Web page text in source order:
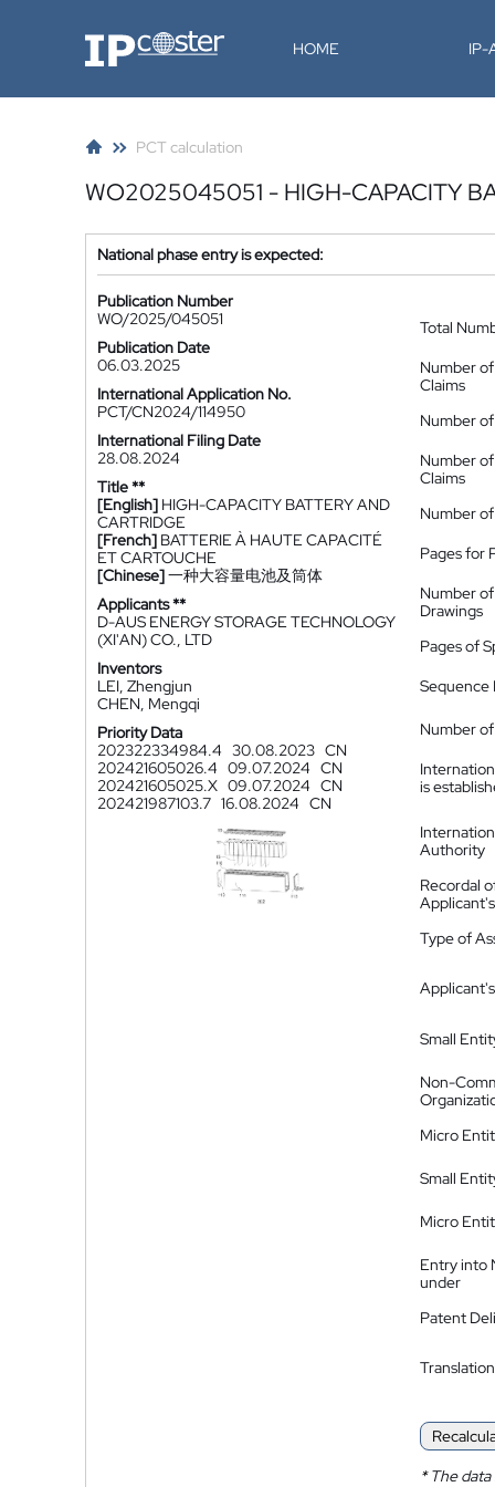
IP-Coster HOME IP-
PCT calculation
WO2025045051 - HIGH-CAPACITY
National phase entry is expected:
Publication Number
WO/2025/045051
Publication Date
06.03.2025
International Application No.
PCT/CN2024/114950
International Filing Date
28.08.2024
Title **
[English] HIGH-CAPACITY BATTERY AND
CARTRIDGE
[French] BATTERIE À HAUTE CAPACITÉ
ET CARTOUCHE
[Chinese]一种大容量电池及筒体
Applicants **
D-AUS ENERGY STORAGE TECHNOLOGY
(XI'AN) CO., LTD
Inventors
LEI, Zhengjun
CHEN, Mengqi
Priority Data
202322334984.4 30.08.2023 CN
202421605026.4 09.07.2024 CN
202421605025.X 09.07.2024 CN
202421987103.7 16.08.2024 CN
Total
Number
Claims
Number
Number
Claims
Number
Pages for
Number
Drawings
Pages of
Sequence
Number
is
Authority
Recordal
Type of
Small
Non-
Micro
Small
Micro
Entry into
under
Patent
Translation
*The data